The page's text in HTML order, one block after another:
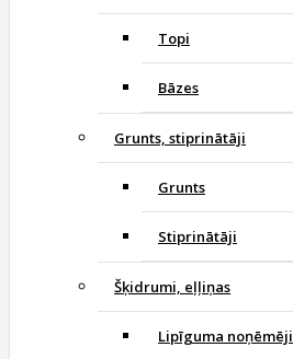
Topi
Bāzes
Grunts, stiprinātāji
Grunts
Stiprinātāji
Šķidrumi, eļļiņas
Lipīguma noņēmēji